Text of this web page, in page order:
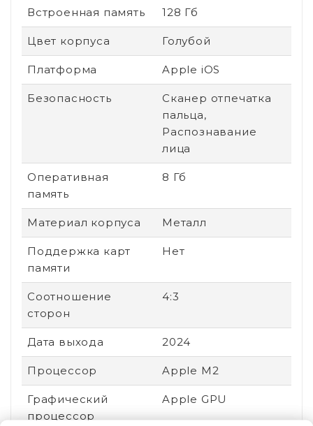
Встроенная память 128 Гб
Цвет корпуса Голубой
Платформа Apple iOS
Безопасность
Сканер отпечатка
пальца,
Распознавание
лица
Оперативная
память
8 Гб
Материал корпуса Металл
Поддержка карт
памяти
Нет
Соотношение
сторон
4:3
Дата выхода 2024
Процессор Apple M2
Графический
процессор
Apple GPU